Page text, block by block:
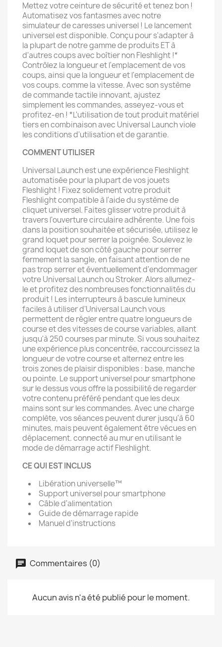
Mettez votre ceinture de sécurité et tenez bon !
Automatisez vos fantasmes avec notre
simulateur de caresses universel ! Le lancement
universel est disponible. Conçu pour s'adapter à
la plupart de notre gamme de produits ET à
d'autres coups avec boîtier non Fleshlight !*
Contrôlez la longueur et l'emplacement de vos
coups, ainsi que la longueur et l'emplacement de
vos coups. comme la vitesse. Avec son système
de commande tactile innovant, ajustez
simplement les commandes, asseyez-vous et
profitez-en ! *L'utilisation de tout produit matériel
tiers en combinaison avec Universal Launch viole
les conditions d'utilisation et de garantie.
COMMENT UTILISER
Universal Launch est une expérience Fleshlight
automatisée pour la plupart de vos jouets
Fleshlight ! Fixez solidement votre produit
Fleshlight compatible à l'aide du système de
cliquet universel. Faites glisser votre produit à
travers l'ouverture circulaire adhérente. Une fois
dans la position souhaitée et sécurisée, utilisez le
grand loquet pour serrer la poignée. Soulevez le
grand loquet de son côté gauche pour serrer
fermement la sangle, en faisant attention de ne
pas trop serrer et éventuellement d'endommager
votre Universal Launch ou Stroker. Alors allumez-
le et profitez des nombreuses fonctionnalités du
produit ! Les interrupteurs à bascule lumineux
faciles à utiliser d'Universal Launch vous
permettent de régler entre quatre longueurs de
course et des vitesses de course variables, allant
jusqu'à 250 courses par minute. Si vous souhaitez
une expérience plus concentrée, raccourcissez la
longueur de votre course et alternez entre les
trois zones de plaisir disponibles : base, manche
ou pointe. Le support universel pour smartphone
sur le dessus vous offre la possibilité de regarder
votre contenu préféré pendant que les deux
mains sont sur les commandes. Avec une charge
complète, vos séances peuvent durer jusqu'à 60
minutes, mais peuvent également être vécues en
déplacement. connecté au mur en utilisant le
mode de démarrage actif Fleshlight.
CE QUI EST INCLUS
Libération universelle™
Support universel pour smartphone
Câble d'alimentation
Guide de démarrage rapide
Manuel d'instructions
Commentaires (0)
Aucun avis n'a été publié pour le moment.